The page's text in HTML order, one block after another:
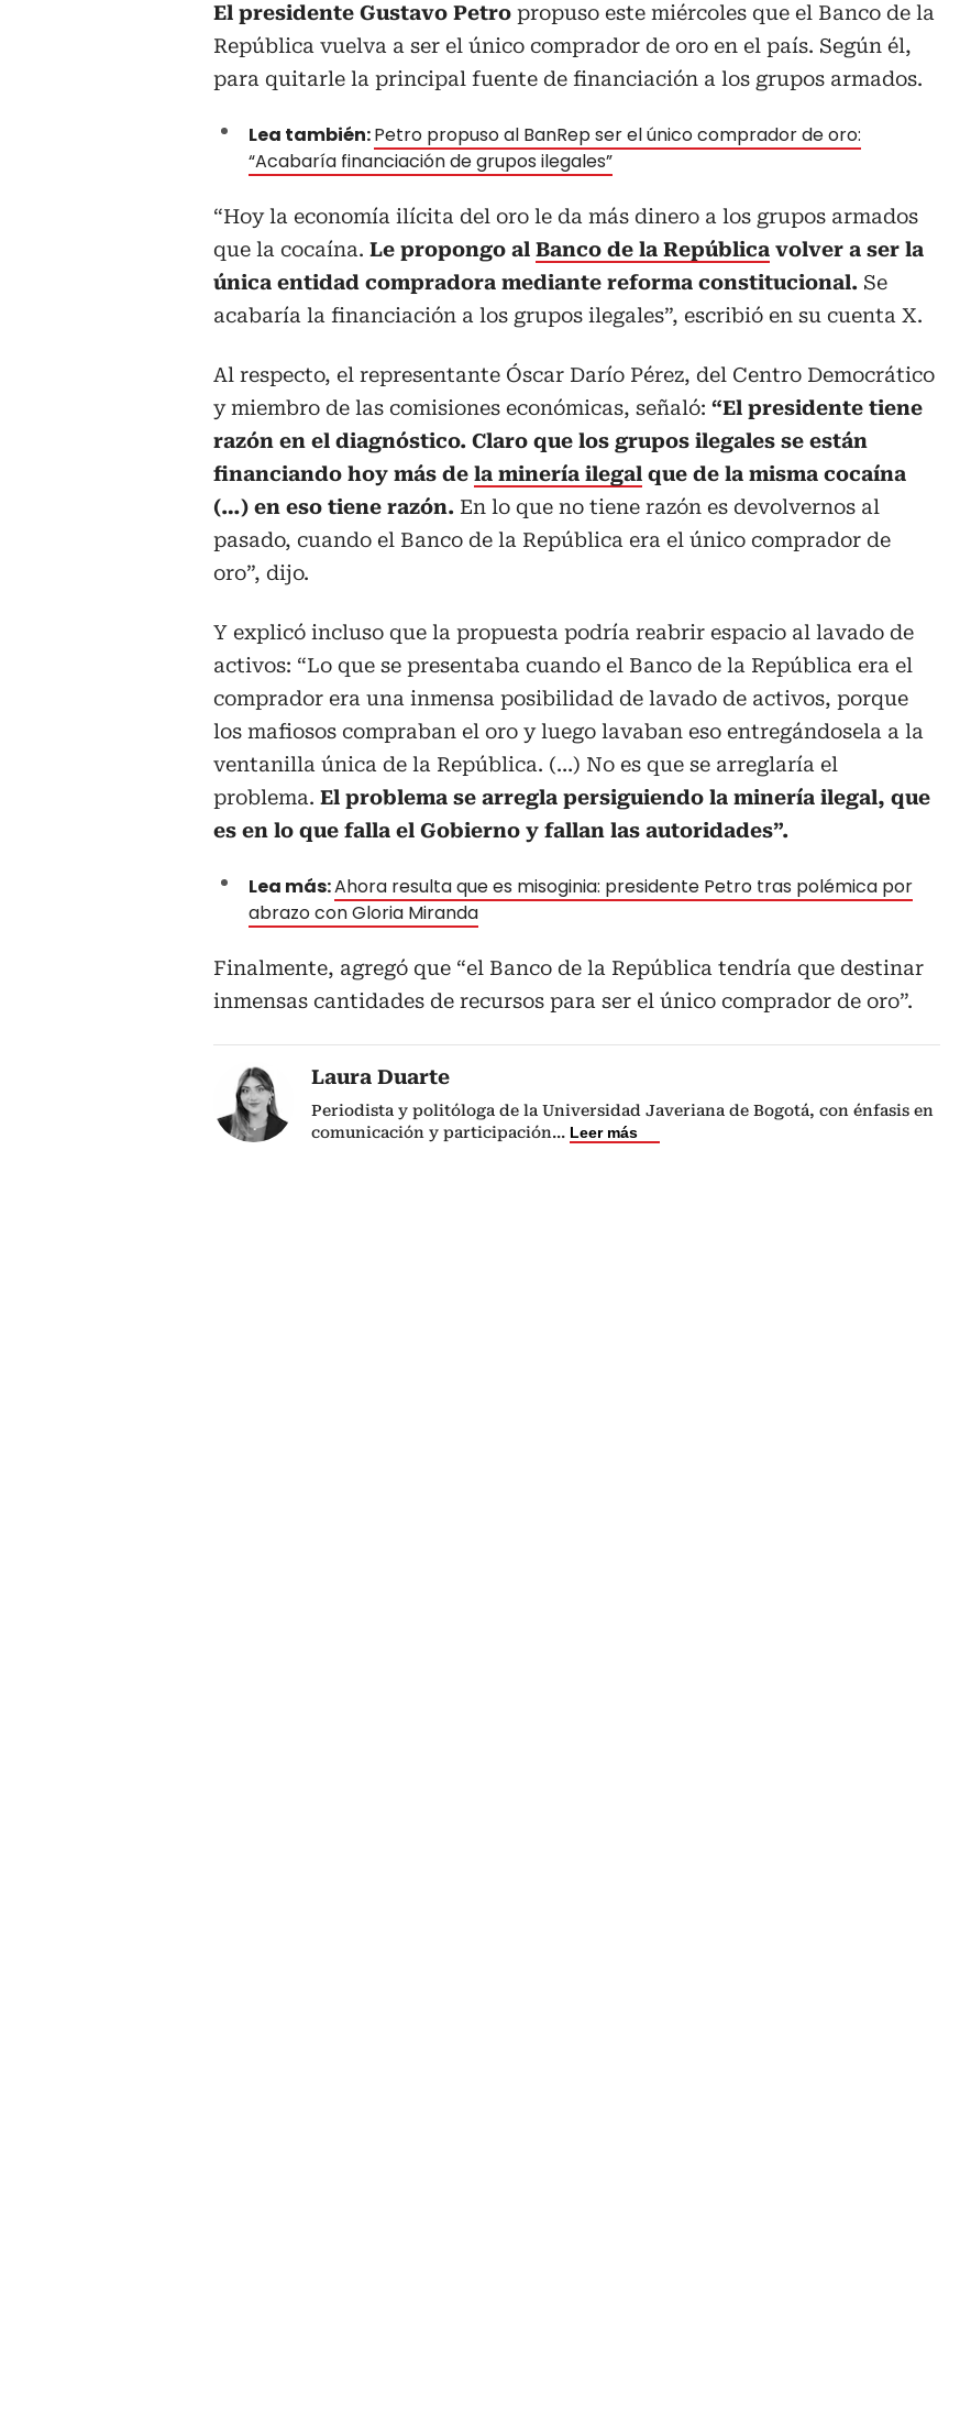
El presidente Gustavo Petro propuso este miércoles que el Banco de la
República vuelva a ser el único comprador de oro en el país. Según él,
para quitarle la principal fuente de financiación a los grupos armados.
Lea también:Petro propuso al BanRep ser el único comprador de oro:
“Acabaría financiación de grupos ilegales”
“Hoy la economía ilícita del oro le da más dinero a los grupos armados
que la cocaína. Le propongo al Banco de la República volver a ser la
única entidad compradora mediante reforma constitucional. Se
acabaría la financiación a los grupos ilegales”, escribió en su cuenta X.
Al respecto, el representante Óscar Darío Pérez, del Centro Democrático
y miembro de las comisiones económicas, señaló: “El presidente tiene
razón en el diagnóstico. Claro que los grupos ilegales se están
financiando hoy más de la minería ilegal que de la misma cocaína
(…) en eso tiene razón. En lo que no tiene razón es devolvernos al
pasado, cuando el Banco de la República era el único comprador de
oro”, dijo.
Y explicó incluso que la propuesta podría reabrir espacio al lavado de
activos: “Lo que se presentaba cuando el Banco de la República era el
comprador era una inmensa posibilidad de lavado de activos, porque
los mafiosos compraban el oro y luego lavaban eso entregándosela a la
ventanilla única de la República. (…) No es que se arreglaría el
problema. El problema se arregla persiguiendo la minería ilegal, que
es en lo que falla el Gobierno y fallan las autoridades”.
Lea más:Ahora resulta que es misoginia: presidente Petro tras polémica por
abrazo con Gloria Miranda
Finalmente, agregó que “el Banco de la República tendría que destinar
inmensas cantidades de recursos para ser el único comprador de oro”.
Laura Duarte
Periodista y politóloga de la Universidad Javeriana de Bogotá, con énfasis en
comunicación y participación... Leer más